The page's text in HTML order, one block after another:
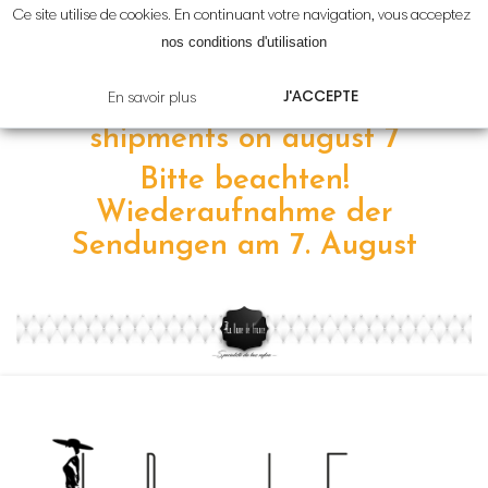
Attention!Reprise
Please note! resumption of
shipments onaugust 7
Bitte beachten!
Wiederaufnahme der
Sendungen am 7. August
Ce site utilise de cookies. En continuant votre navigation, vous acceptez
nos conditions d'utilisation
En savoir plus J'ACCEPTE